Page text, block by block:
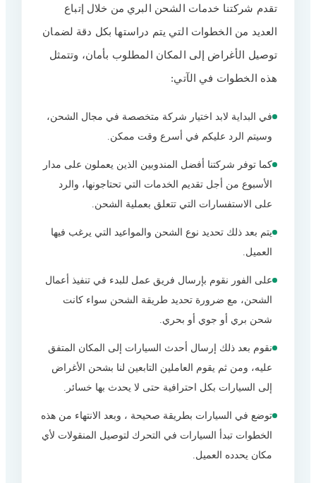
تقدم شركتنا خدمات الشحن البري من خلال إتباع
العديد من الخطوات التي يتم دراستها بكل دقة لضمان
توصيل الأغراض إلى المكان المطلوب بأمان، وتتمثل
هذه الخطوات في الآتي:
في البداية لابد اختيار شركة متخصصة في مجال الشحن،
وسيتم الرد عليكم في أسرع وقت ممكن.
كما توفر شركتنا أفضل المندوبين الذين يعملون على مدار
الأسبوع من أجل تقديم الخدمات التي تحتاجونها، والرد
على الاستفسارات التي تتعلق بعملية الشحن.
يتم بعد ذلك تحديد نوع الشحن والمواعيد التي يرغب فيها
العميل.
على الفور نقوم بإرسال فريق عمل للبدء في تنفيذ أعمال
الشحن، مع ضرورة تحديد طريقة الشحن سواء كانت
شحن بري أو جوي أو بحري.
نقوم بعد ذلك إرسال أحدث السيارات إلى المكان المتفق
عليه، ومن ثم يقوم العاملين التابعين لنا بشحن الأغراض
إلى السيارات بكل احترافية حتى لا يحدث بها خسائر.
توضع في السيارات بطريقة صحيحة ، وبعد الانتهاء من هذه
الخطوات تبدأ السيارات في التحرك لتوصيل المنقولات لأي
مكان يحدده العميل.